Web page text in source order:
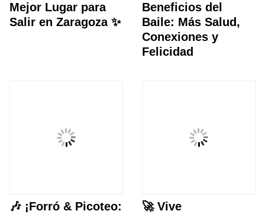
Mejor Lugar para
Salir en Zaragoza ✨
Beneficios del
Baile: Más Salud,
Conexiones y
Felicidad
🎶 ¡Forró & Picoteo:
🚀 Vive